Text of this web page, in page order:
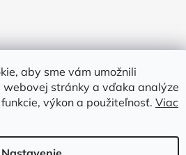
aby sme vám umožnili
stránky a vďaka analýze
výkon a použiteľnosť. Viac